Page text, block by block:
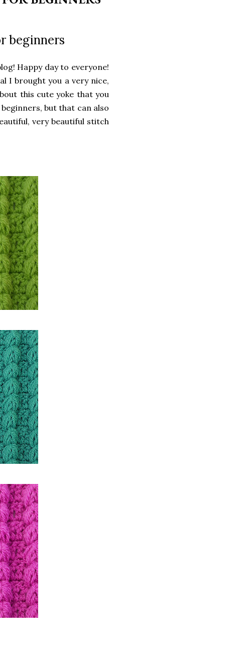
beginners
Happy day to everyone!
I brought you a very nice,
this cute yoke that you
but that can also
very beautiful stitch